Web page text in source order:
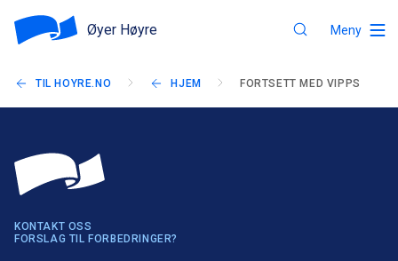
Øyer Høyre Meny
TIL HOYRE.NO HJEM FORTSETT MED VIPPS
KONTAKT OSS
FORSLAG TIL FORBEDRINGER?